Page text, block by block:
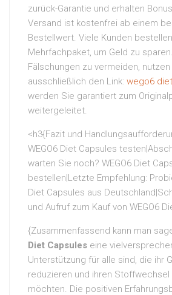
zurück-Garantie und erhalten
Versand ist kostenfrei ab einem
Bestellwert. Viele Kunden
Mehrfachpaket, um Geld zu
Fälschungen zu vermeiden, nutzen
ausschließlich den Link: wego6
werden Sie garantiert zum
weitergeleitet.
<h3{Fazit und
WEGO6 Diet Capsules
warten Sie noch? WEGO6 Diet
bestellen|Letzte Empfehlung:
Diet Capsules aus
und Aufruf zum Kauf von WEGO6
{Zusammenfassend kann man
Diet Capsules eine
Unterstützung für alle sind, die ihr
reduzieren und ihren Stoffwechsel
möchten. Die positiven